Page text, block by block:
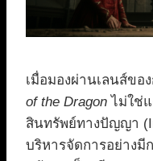
เมื่อมองผ่านเลนส์ขอ
of the Dragon ไม่ใช่
สินทรัพย์ทางปัญญา
บริหารจัดการอย่างมี